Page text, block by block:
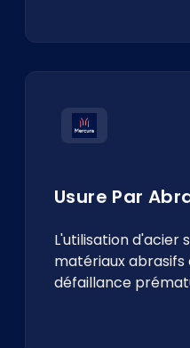
Usure Par
L'utilisation d'acier
matériaux
défaillance